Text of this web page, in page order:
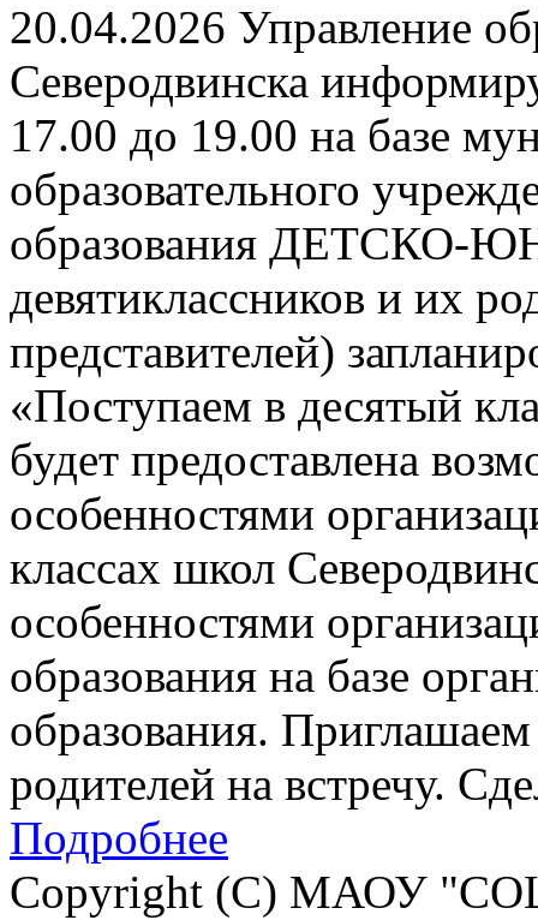
20.04.2026 Управление
Северодвинска
17.00 до 19.00 на базе
образовательного
образования
девятиклассников и их
представителей)
«Поступаем в десятый
будет предоставлена
особенностями
классах школ
особенностями
образования на базе
образования.
родителей на встречу.
Подробнее
Copyright (C) МАОУ